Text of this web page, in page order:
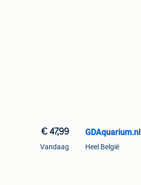
€ 47,99
Vandaag
GDAquarium.nl
Heel België